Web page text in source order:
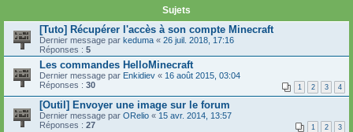
Sujets
[Tuto] Récupérer l'accès à son compte Minecraft
Dernier message par keduma « 26 juil. 2018, 17:16
Réponses : 5
Les commandes HelloMinecraft
Dernier message par Enkidiev « 16 août 2015, 03:04
Réponses : 30 1 2 3 4
[Outil] Envoyer une image sur le forum
Dernier message par ORelio « 15 avr. 2014, 13:57
Réponses : 27 1 2 3